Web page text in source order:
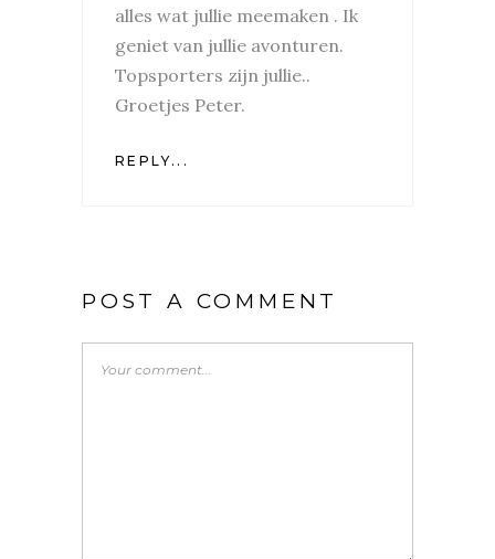
alles wat jullie meemaken . Ik
geniet van jullie avonturen.
Topsporters zijn jullie..
Groetjes Peter.
REPLY...
POST A COMMENT